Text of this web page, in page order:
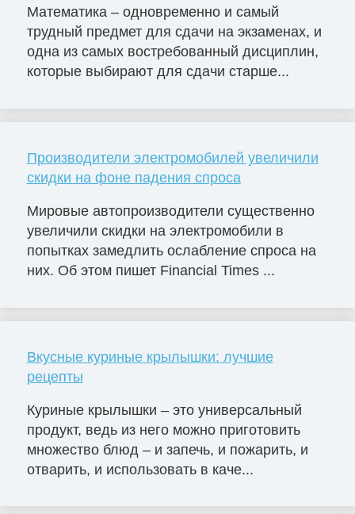
Математика – одновременно и самый
трудный предмет для сдачи на экзаменах, и
одна из самых востребованный дисциплин,
которые выбирают для сдачи старше...
Производители электромобилей увеличили
скидки на фоне падения спроса
Мировые автопроизводители существенно
увеличили скидки на электромобили в
попытках замедлить ослабление спроса на
них. Об этом пишет Financial Times ...
Вкусные куриные крылышки: лучшие
рецепты
Куриные крылышки – это универсальный
продукт, ведь из него можно приготовить
множество блюд – и запечь, и пожарить, и
отварить, и использовать в каче...